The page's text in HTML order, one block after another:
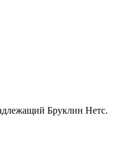
Бруклин Нетс.